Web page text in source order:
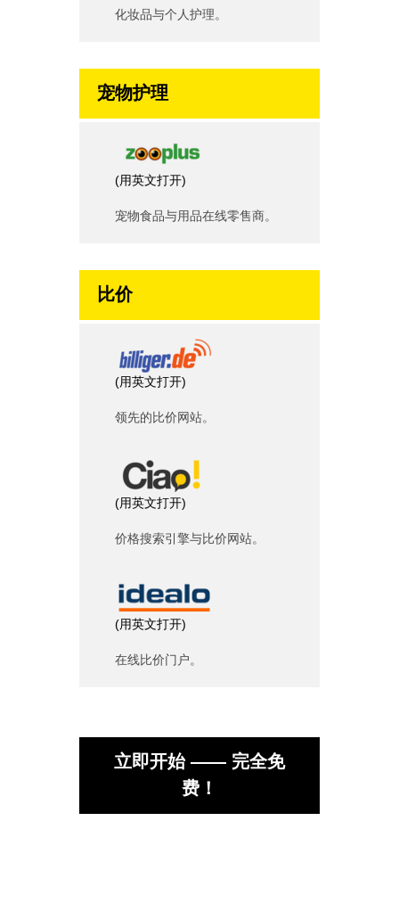
化妆品与个人护理。
宠物护理
(用英文打开)
宠物食品与用品在线零售商。
比价
(用英文打开)
领先的比价网站。
(用英文打开)
价格搜索引擎与比价网站。
(用英文打开)
在线比价门户。
立即开始 —— 完全免
费！